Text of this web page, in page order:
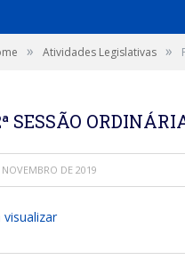
» Atividades Legislativas »
SESSÃO
NOVEMBRO DE 2019
visualizar